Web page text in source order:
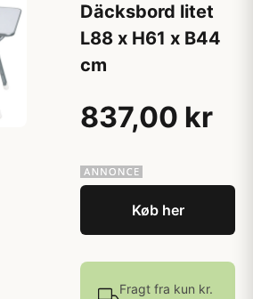
Däcksbord litet
L88 x H61 x B44
cm
837,00 kr
Køb her
Fragt fra kun kr.